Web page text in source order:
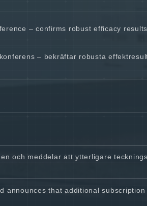
– confirms robust efficacy
– bekräftar robusta
och meddelar att ytterligare
announces that additional